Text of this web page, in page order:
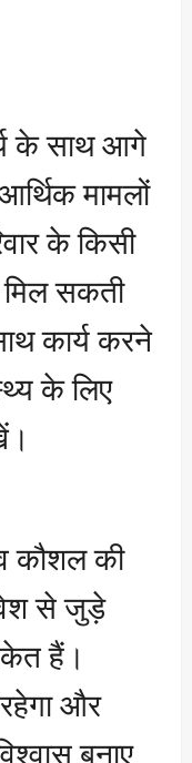
के साथ आगे
मामलों
के किसी
सकती
कार्य करने
के लिए
कौशल की
से जुड़े
हैं।
और
बनाए